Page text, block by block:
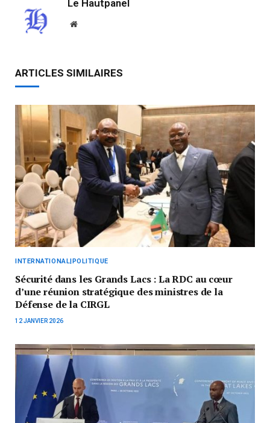
Le Hautpanel
Website
ARTICLES SIMILAIRES
INTERNATIONAL|POLITIQUE
Sécurité dans les Grands Lacs : La RDC au cœur
d’une réunion stratégique des ministres de la
Défense de la CIRGL
12 JANVIER 2026